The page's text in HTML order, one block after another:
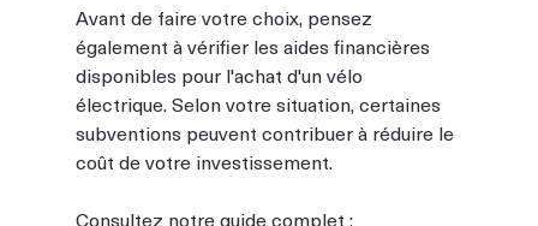
Avant de faire votre choix, pensez
également à vérifier les aides financières
disponibles pour l'achat d'un vélo
électrique. Selon votre situation, certaines
subventions peuvent contribuer à réduire le
coût de votre investissement.
Consultez notre guide complet :